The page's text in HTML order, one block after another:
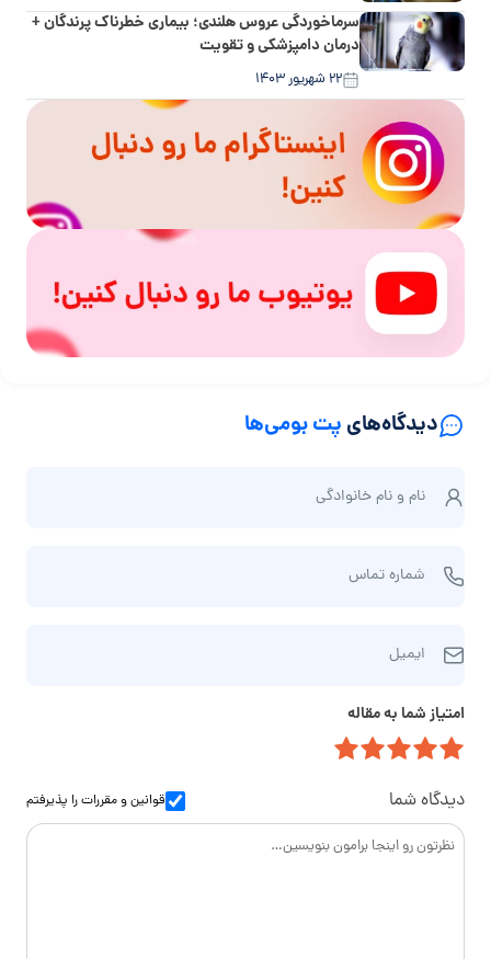
سرماخوردگی عروس هلندی؛ بیماری خطرناک پرندگان +
درمان دامپزشکی و تقویت
۲۲ شهریور ۱۴۰۳
دیدگاه‌های پت بومی‌ها
ا
و
م‌
ا
ن
و
ا
د
گ
نام و نام‌ خانوادگی
م
ر
ا
شماره تماس
ی
ی
ل
ایمیل
امتیاز شما به مقاله
دیدگاه شما قوانین و مقرراترا پذیرفتم